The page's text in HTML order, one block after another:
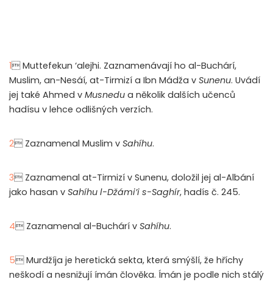
1 Muttefekun ‘alejhi. Zaznamenávají ho al-Buchárí,
Muslim, an-Nesáí, at-Tirmizí a Ibn Mádža v Sunenu. Uvádí
jej také Ahmed v Musnedu a několik dalších učenců
hadísu v lehce odlišných verzích.
2 Zaznamenal Muslim v Sahíhu.
3 Zaznamenal at-Tirmizí v Sunenu, doložil jej al-Albání
jako hasan v Sahíhu l-Džámi’i s-Saghír, hadís č. 245.
4 Zaznamenal al-Buchárí v Sahíhu.
5 Murdžíja je heretická sekta, která smýšlí, že hříchy
neškodí a nesnižují ímán člověka. Ímán je podle nich stálý